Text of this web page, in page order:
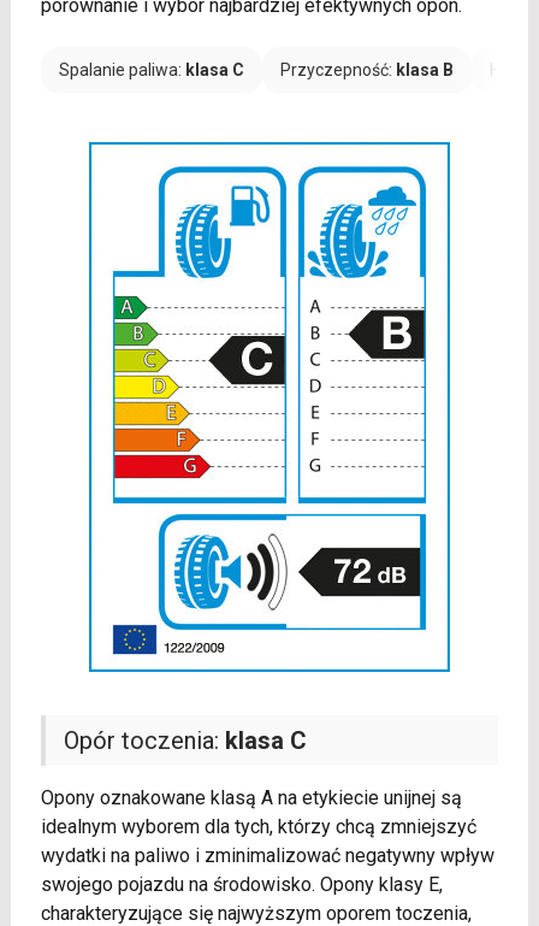
porównanie i wybór najbardziej efektywnych opon.
Spalanie paliwa: klasa C Przyczepność: klasa B
Opór toczenia: klasa C
Opony oznakowane klasą A na etykiecie unijnej są
idealnym wyborem dla tych, którzy chcą zmniejszyć
wydatki na paliwo i zminimalizować negatywny wpływ
swojego pojazdu na środowisko. Opony klasy E,
charakteryzujące się najwyższym oporem toczenia,